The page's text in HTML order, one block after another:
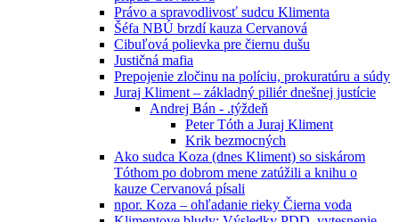
Právo a spravodlivosť sudcu Klimenta
Šéfa NBÚ brzdí kauza Cervanová
Cibuľová polievka pre čiernu dušu
Justičná mafia
Prepojenie zločinu na políciu, prokuratúru a súdy
Juraj Kliment – základný piliér dnešnej justície
Andrej Bán - .týždeň
Peter Tóth a Juraj Kliment
Krik bezmocných
Ako sudca Koza (dnes Kliment) so siskárom
Tóthom po dobrom mene zatúžili a knihu o
kauze Cervanová písali
npor. Koza – ohľadanie rieky Čierna voda